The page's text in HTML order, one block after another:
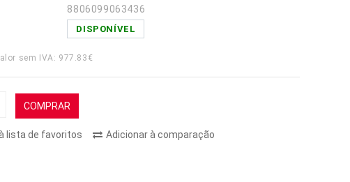
8806099063436
DISPONÍVEL
sem IVA: 977.83€
COMPRAR
lista de favoritos Adicionar à comparação